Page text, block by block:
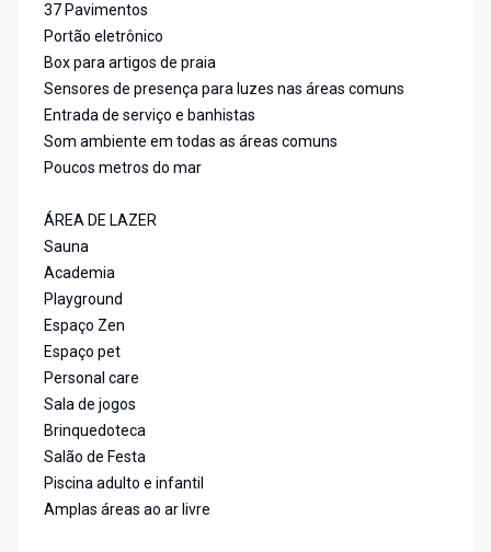
37 Pavimentos
Portão eletrônico
Box para artigos de praia
Sensores de presença para luzes nas áreas comuns
Entrada de serviço e banhistas
Som ambiente em todas as áreas comuns
Poucos metros do mar
ÁREA DE LAZER
Sauna
Academia
Playground
Espaço Zen
Espaço pet
Personal care
Sala de jogos
Brinquedoteca
Salão de Festa
Piscina adulto e infantil
Amplas áreas ao ar livre